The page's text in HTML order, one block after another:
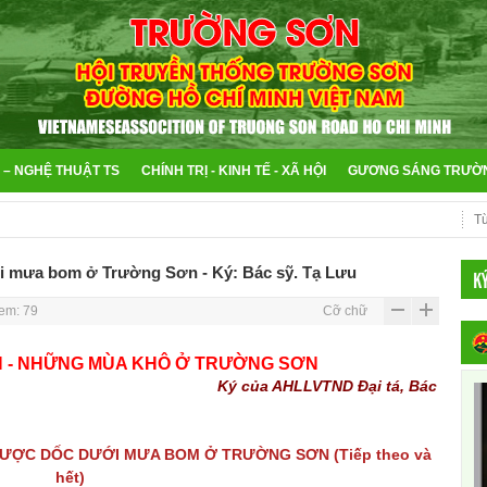
NGHỆ THUẬT TS CHÍNH TRỊ - KINH TẾ - XÃ HỘI GƯƠNG SÁNG
bom ở Trường Sơn - Ký: Bác sỹ. Tạ Lưu
79 Cỡ chữ
- NHỮNG MÙA KHÔ Ở TRƯỜNG SƠN
Ký của AHLLVTND Đại tá, Bác
DỐC DƯỚI MƯA BOM Ở TRƯỜNG SƠN (Tiếp theo và
hết)